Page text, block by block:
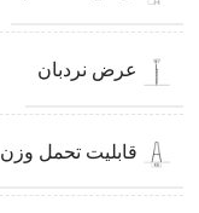
عرض نردبان
قابلیت تحمل وزن